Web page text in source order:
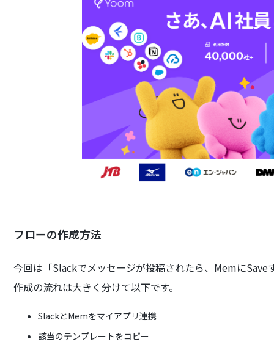
フローの作成方法
今回は「Slackでメッセージが投稿されたら、Memに
作成の流れは大きく分けて以下です。
SlackとMemをマイアプリ連携
該当のテンプレートをコピー